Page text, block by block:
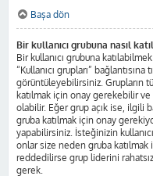
Başa dön
Bir kullanıcı grubuna nasıl
Bir kullanıcı grubuna
“Kullanıcı grupları” bağlantısına
görüntüleyebilirsiniz. Grupların
katılmak için onay gerekebilir ve
olabilir. Eğer grup açık ise, ilgili
gruba katılmak için onay
yapabilirsiniz. İsteğinizin
onlar size neden gruba
reddedilirse grup liderini
gerek.